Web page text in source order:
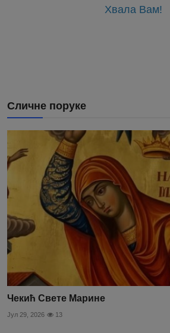
Хвала Вам!
Сличне поруке
Чекић Свете Марине
Јул 29, 2026 13